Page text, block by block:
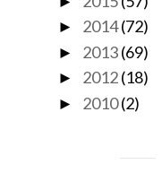
► 2014(72)
► 2013(69)
► 2012(18)
► 2010(2)